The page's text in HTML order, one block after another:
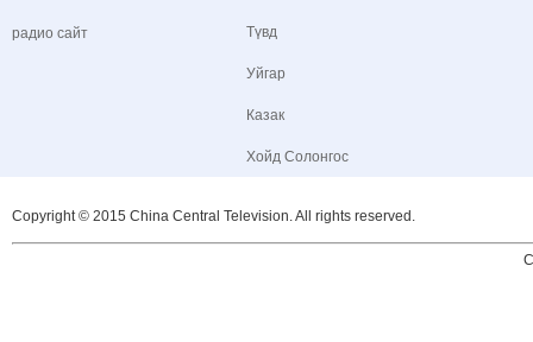
радио сайт Түвд
Уйгар
Казак
Хойд Солонгос
Copyright © 2015 China Central Television. All rights reserved.